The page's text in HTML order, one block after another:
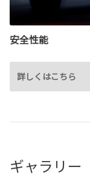
安全性能
詳しくはこちら
ギャラリー